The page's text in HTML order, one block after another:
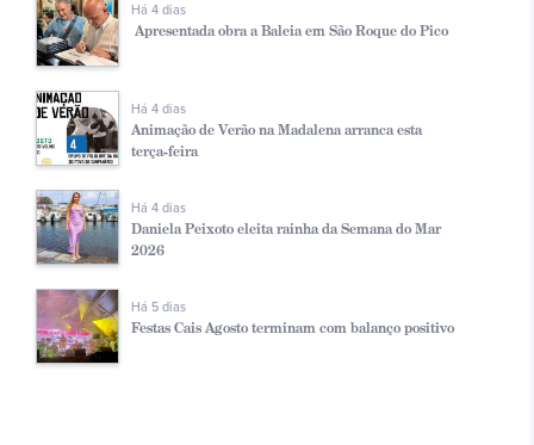
Há 4 dias
Apresentada obra a Baleia em São Roque do Pico
Há 4 dias
Animação de Verão na Madalena arranca esta
terça-feira
Há 4 dias
Daniela Peixoto eleita rainha da Semana do Mar
2026
Há 5 dias
Festas Cais Agosto terminam com balanço positivo